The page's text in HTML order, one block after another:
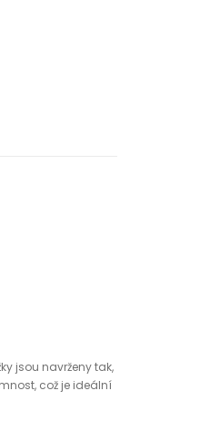
jsou navrženy tak,
což je ideální